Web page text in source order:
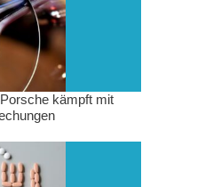
kämpft mit